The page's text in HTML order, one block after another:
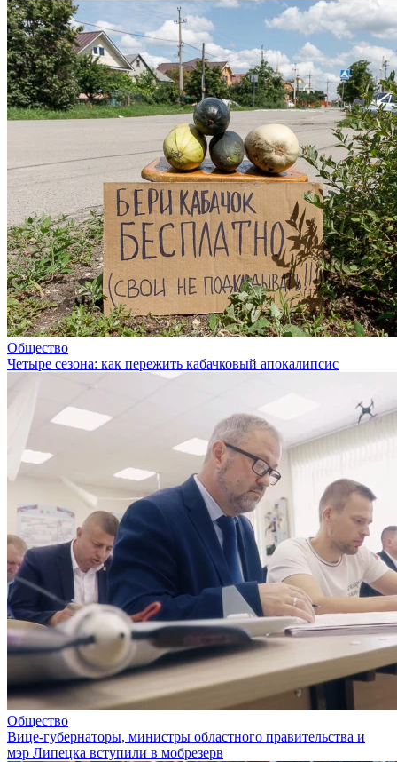
Общество
Четыре сезона: как пережить кабачковый апокалипсис
Общество
Вице-губернаторы, министры областного правительства и
мэр Липецка вступили в мобрезерв